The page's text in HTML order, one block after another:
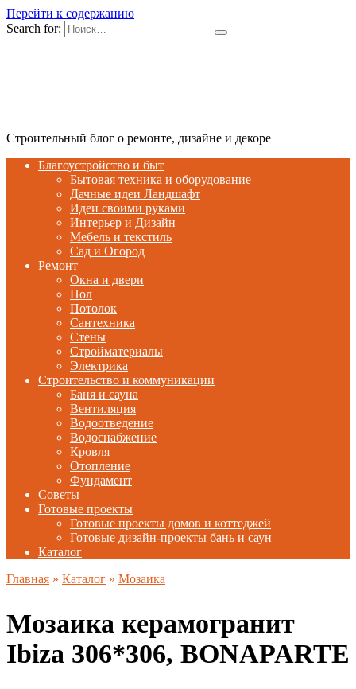
Перейти к содержанию
Search for:
Строительный блог о ремонте, дизайне и декоре
Благоустройство и быт
Бытовая техника и оборудование
Дачные идеи Ландшафт
Идеи своими руками
Интерьер и Дизайн
Мебель и текстиль
Сад и Огород
Ремонт
Окна и двери
Пол
Потолок
Сантехника
Стены
Стройматериалы
Электрика
Строительство и коммуникации
Баня и сауна
Вентиляция
Водоотведение
Водоснабжение
Кровля
Отопление
Фундамент
Советы
Готовые проекты
Готовые проекты домов и коттеджей
Готовые дизайн-проекты бань и саун
Каталог
Главная » Каталог » Мозаика
Мозаика керамогранит
Ibiza 306*306, BONAPARTE